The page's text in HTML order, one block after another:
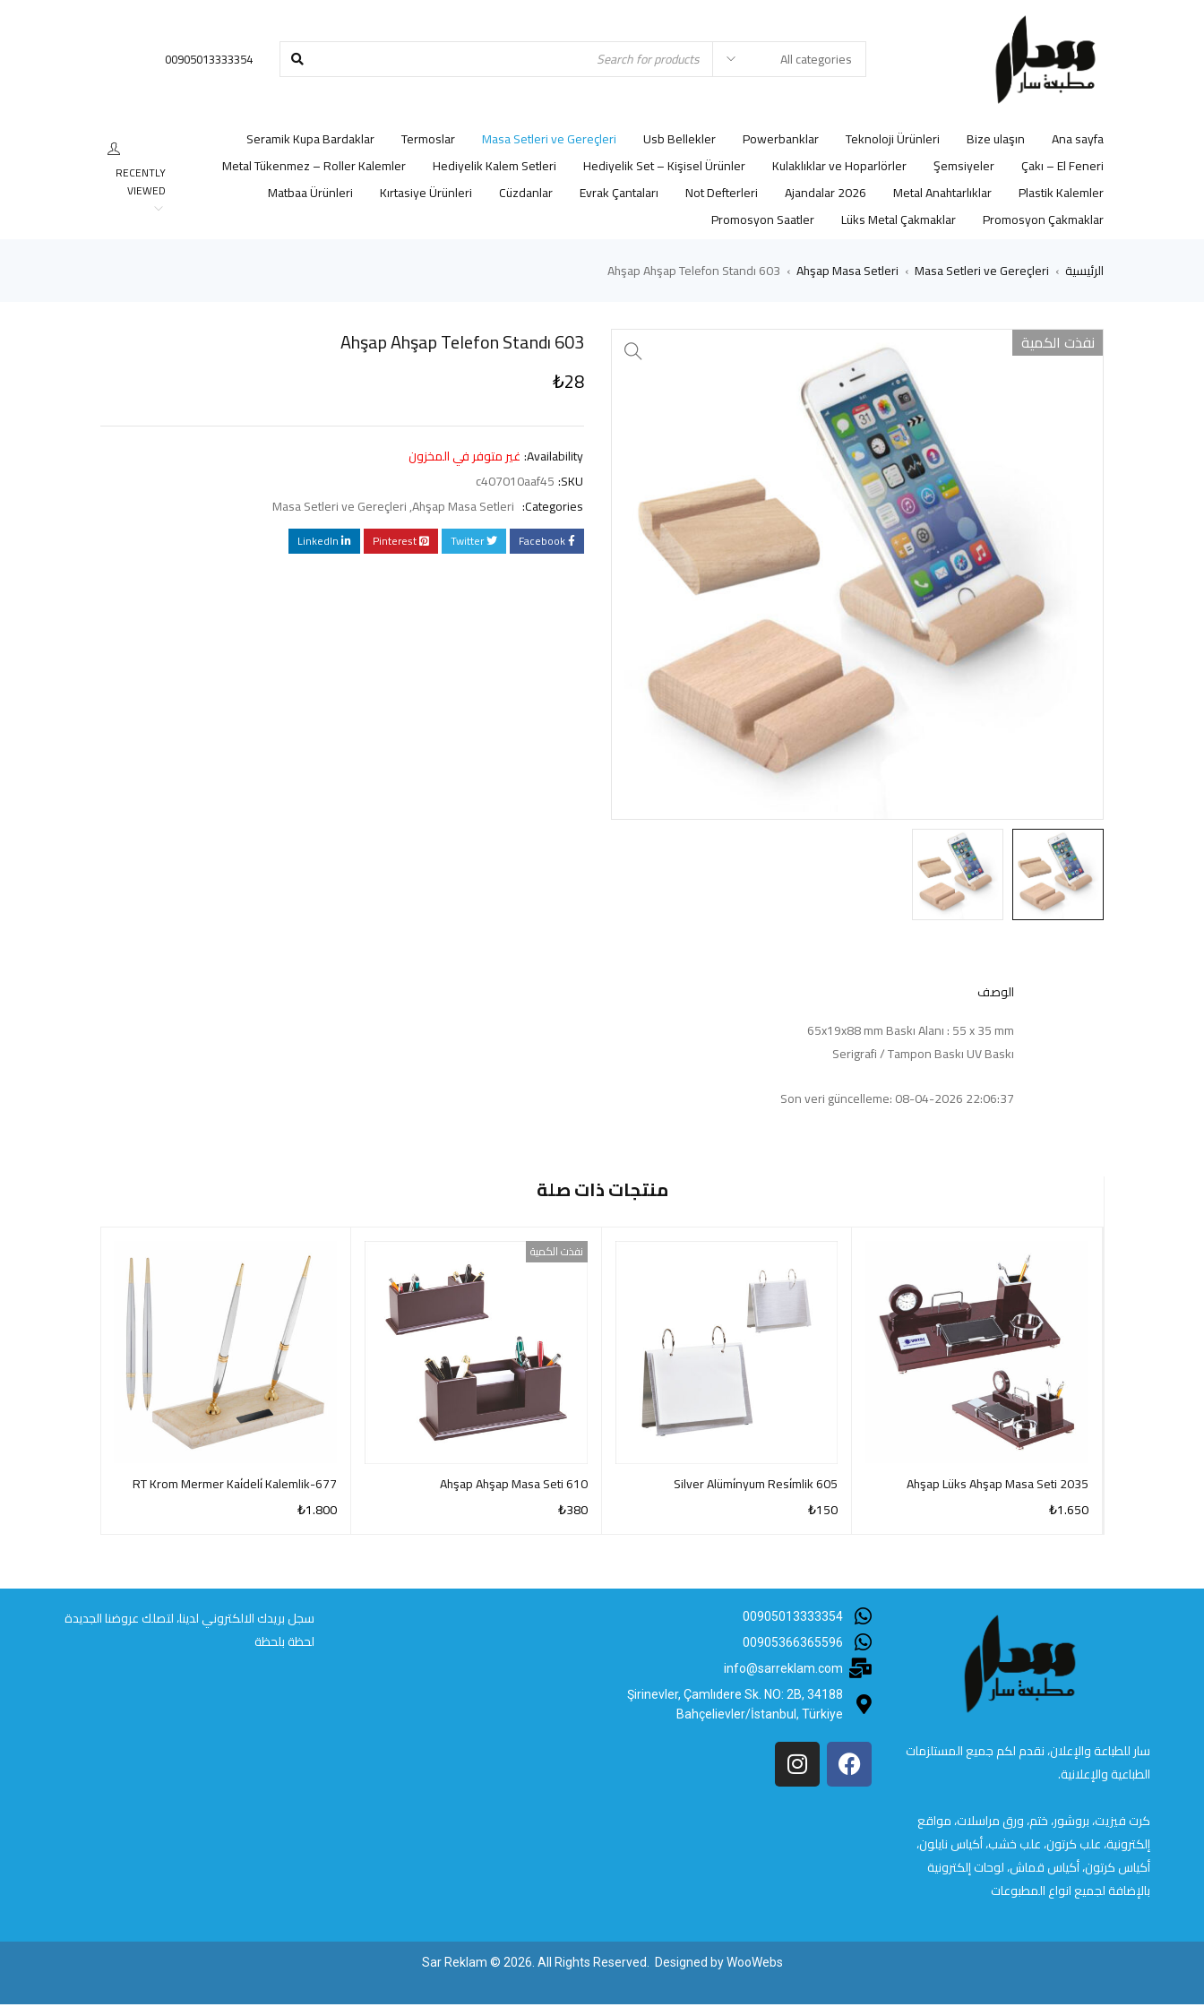
00905013333354
Ana sayfa
Bize ulaşın
Teknoloji Ürünleri
Powerbanklar
Usb Bellekler
Masa Setleri ve Gereçleri
Termoslar
Seramik Kupa Bardaklar
Çakı – El Feneri
Şemsiyeler
Kulaklıklar ve Hoparlörler
Hediyelik Set – Kişisel Ürünler
Hediyelik Kalem Setleri
Metal Tükenmez – Roller Kalemler
Plastik Kalemler
Metal Anahtarlıklar
2026 Ajandalar
Not Defterleri
Evrak Çantaları
Cüzdanlar
Kırtasiye Ürünleri
Matbaa Ürünleri
Promosyon Çakmaklar
Lüks Metal Çakmaklar
Promosyon Saatler
RECENTLY
VIEWED
الرئيسية ›
Masa Setleri ve Gereçleri
›
Ahşap Masa Setleri
›
603 Ahşap Ahşap Telefon Standı
نفذت الكمية
603 Ahşap Ahşap Telefon Standı
₺28
Availability: غير متوفر في المخزون
SKU:
c407010aaf45
Categories:
Ahşap Masa Setleri
,
Masa Setleri ve Gereçleri
Facebook
Twitter
Pinterest
LinkedIn
الوصف
65x19x88 mm Baskı Alanı : 55 x 35 mm
Serigrafi / Tampon Baskı UV Baskı
Son veri güncelleme: 08-04-2026 22:06:37
منتجات ذات صلة
2035 Ahşap Lüks Ahşap Masa Seti
₺1.650
605 Silver Alümi̇nyum Resi̇mlik
₺150
نفذت الكمية
610 Ahşap Ahşap Masa Seti
₺380
677-RT Krom Mermer Kai̇deli̇ Kalemlik
₺1.800
سار للطباعة والإعلان، نقدم لكم جميع المستلزمات
الطباعية والإعلانية.
كرت فيزيت، بروشور، ختم، ورق مراسلات، مواقع
إلكترونية، علب كرتون، علب خشب، أكياس نايلون،
أكياس كرتون، أكياس قماش، لوحات إلكترونية
بالإضافة لجميع انواع المطبوعات
00905013333354
00905366365596
info@sarreklam.com
Şirinevler, Çamlıdere Sk. NO: 2B, 34188
Bahçelievler/İstanbul, Türkiye
سجل بريدك الالكتروني لدينا، لتصلك عروضنا الجديدة
لحظة بلحظة
Sar Reklam © 2026. All Rights Reserved. Designed byWooWebs